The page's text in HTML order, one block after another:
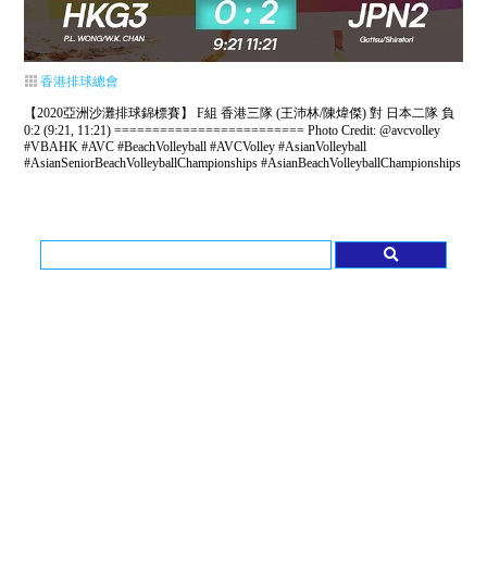
香港排球總會
【2020亞洲沙灘排球錦標賽】 F組 香港三隊 (王沛林/陳煒傑) 對 日本二隊 負
0:2 (9:21, 11:21) ========================= Photo Credit: @avcvolley
#VBAHK #AVC #BeachVolleyball #AVCVolley #AsianVolleyball
#AsianSeniorBeachVolleyballChampionships #AsianBeachVolleyballChampionships